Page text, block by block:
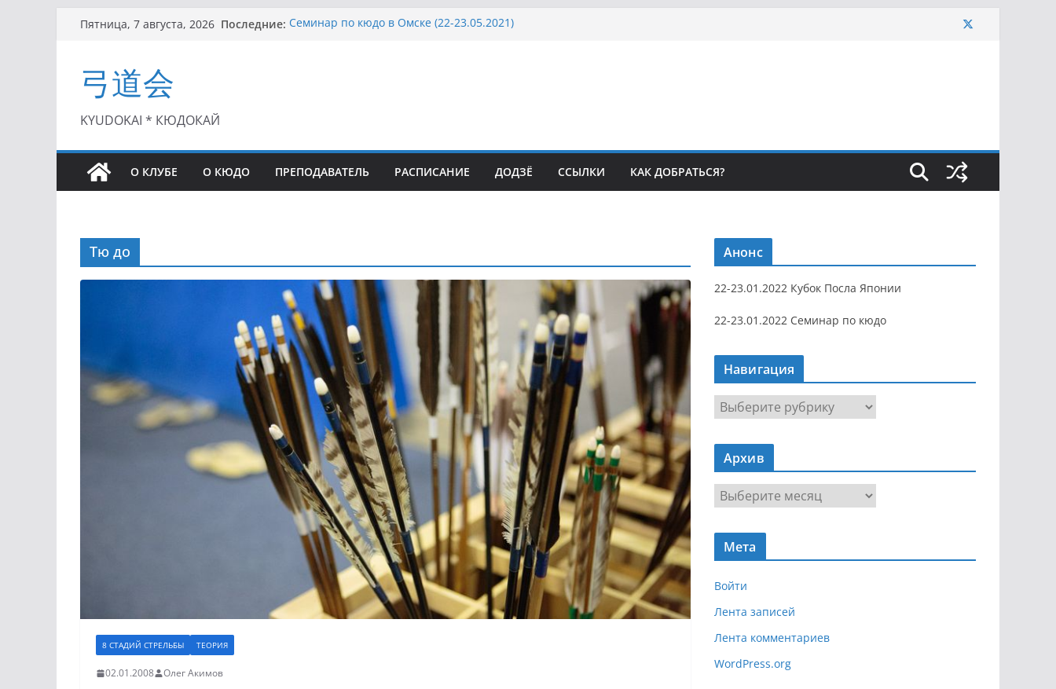
Перейти
Пятница, 7 августа, 2026 Последние: Семинар по кюдо в Омске (22-23.05.2021)
弓道会
KYUDOKAI * КЮДОКАЙ
О КЛУБЕ О КЮДО ПРЕПОДАВАТЕЛЬ РАСПИСАНИЕ ДОДЗЁ ССЫЛКИ КАК ДОБРАТЬСЯ?
Тю до
8 СТАДИЙ СТРЕЛЬБЫ ТЕОРИЯ
02.01.2008 Олег Акимов
Анонс
22-23.01.2022 Кубок Посла Японии
22-23.01.2022 Семинар по кюдо
Навигация
Н
а
в
г
я
Архив
р
х
Мета
Войти
Лента записей
Лента комментариев
WordPress.org